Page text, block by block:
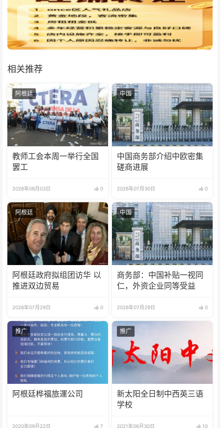
相关推荐
阿根廷
教师工会本周一举行全国
罢工
2026年08月03日 0
中国
中国商务部介绍中欧密集
磋商进展
2026年07月30日 0
阿根廷
阿根廷政府拟组团访华 以
推进双边贸易
2026年07月29日 0
中国
商务部：中国补贴一视同
仁，外资企业同等受益
2026年07月29日 0
推广
阿根廷桦福旅運公司
2020年09月22日 7
推广
新太阳全日制中西英三语
学校
2021年06月30日 10